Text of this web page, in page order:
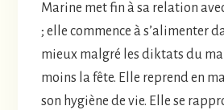
Marine met fin à sa relation
; elle commence à s’alimenter
mieux malgré les diktats du
moins la fête. Elle reprend en
son hygiène de vie. Elle se